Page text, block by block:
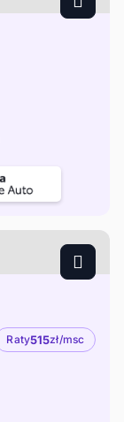
Raty515zł/msc